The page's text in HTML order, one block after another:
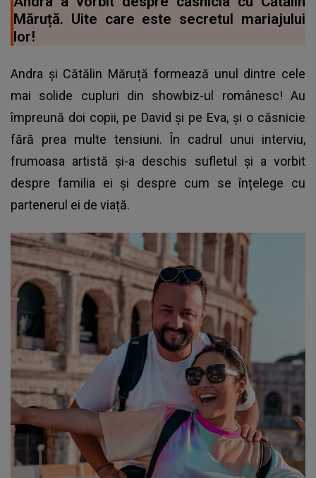
Măruță. Uite care este secretul mariajului
lor!
Andra și Cătălin Măruță formează unul dintre cele
mai solide cupluri din showbiz-ul românesc! Au
împreună doi copii, pe David și pe Eva, și o căsnicie
fără prea multe tensiuni. În cadrul unui interviu,
frumoasa artistă și-a deschis sufletul și a vorbit
despre familia ei și despre cum se înțelege cu
partenerul ei de viață.